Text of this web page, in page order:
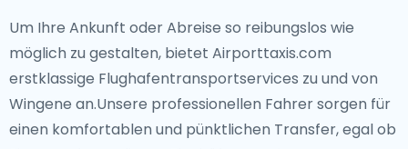
Um Ihre Ankunft oder Abreise so reibungslos wie
möglich zu gestalten, bietet Airporttaxis.com
erstklassige Flughafentransportservices zu und von
Wingene an.Unsere professionellen Fahrer sorgen für
einen komfortablen und pünktlichen Transfer, egal ob